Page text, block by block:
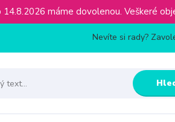
14.8.2026 máme dovolenou.
Nevíte si rady?